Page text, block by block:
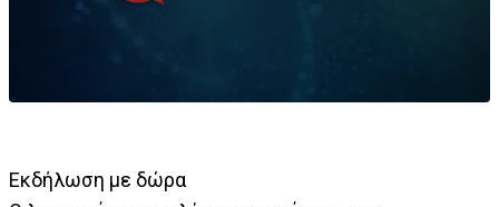
Εκδήλωση με δώρα